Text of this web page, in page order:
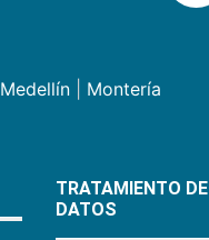
Medellín| Montería
TRATAMIENTO DE
DATOS